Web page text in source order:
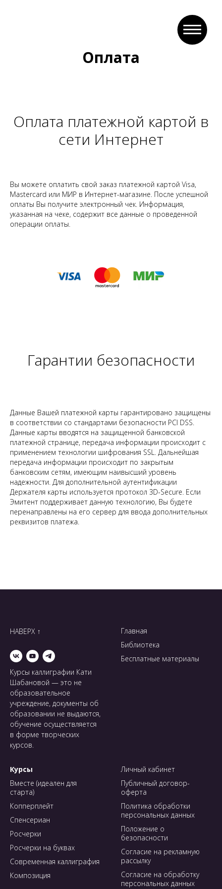
Оплата
Оплата платежной картой в
сети Интернет
Вы можете оплатить свой заказ платежной картой Visa,
Mastercard или МИР в Интернет-магазине. После успешной
оплаты Вы получите электронный чек. Информация,
указанная на чеке, содержит все данные о проведенной
операции оплаты.
Гарантии безопасности
Данные Вашей платежной карты гарантировано защищены
в соответствии со стандартами безопасности PCI DSS.
Данные карты вводятся на защищенной банковской
платежной странице, передача информации происходит с
применением технологии шифрования SSL. Дальнейшая
передача информации происходит по закрытым
банковским сетям, имеющим наивысший уровень
надежности. Для дополнительной аутентификации
Держателя карты используется протокол 3D-Secure. Если
Эмитент поддерживает данную технологию, Вы будете
перенаправлены на его сервер для ввода дополнительных
реквизитов платежа.
НАВЕРХ ↑
Курсы каллиграфии Кати
Шабановой — это не
образовательное
учреждение, документы об
образовании не выдаются,
обучение осуществляется
в форме творческих
курсов.
Главная
Библиотека
Бесплатные материалы
Курсы
Вместе (идеален для
старта)
Копперплейт
Спенсериан
Росчерки
Росчерки на буквах
Современная каллиграфия
Композиция
Личный кабинет
Публичный договор-
оферта
Политика обработки
персональных данных
Положение о
безопасности
Согласие на рекламную
рассылку
Согласие на обработку
персональных данных